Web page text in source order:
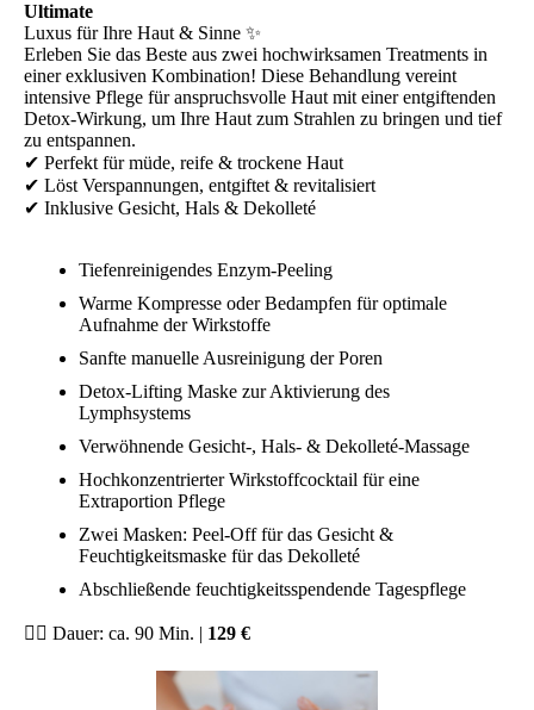
Ultimate
Luxus für Ihre Haut & Sinne ✨
Erleben Sie das Beste aus zwei hochwirksamen Treatments in
einer exklusiven Kombination! Diese Behandlung vereint
intensive Pflege für anspruchsvolle Haut mit einer entgiftenden
Detox-Wirkung, um Ihre Haut zum Strahlen zu bringen und tief
zu entspannen.
✔ Perfekt für müde, reife & trockene Haut
✔ Löst Verspannungen, entgiftet & revitalisiert
✔ Inklusive Gesicht, Hals & Dekolleté
Tiefenreinigendes Enzym-Peeling
Warme Kompresse oder Bedampfen für optimale
Aufnahme der Wirkstoffe
Sanfte manuelle Ausreinigung der Poren
Detox-Lifting Maske zur Aktivierung des
Lymphsystems
Verwöhnende Gesicht-, Hals- & Dekolleté-Massage
Hochkonzentrierter Wirkstoffcocktail für eine
Extraportion Pflege
Zwei Masken: Peel-Off für das Gesicht &
Feuchtigkeitsmaske für das Dekolleté
Abschließende feuchtigkeitsspendende Tagespflege
💆‍♀️ Dauer: ca. 90 Min. | 129 €